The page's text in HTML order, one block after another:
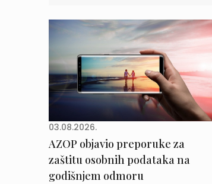
03.08.2026.
AZOP objavio preporuke za
zaštitu osobnih podataka na
godišnjem odmoru